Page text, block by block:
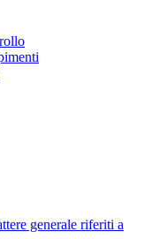
generale riferiti a